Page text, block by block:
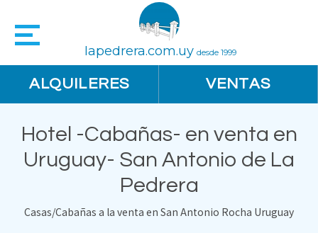
lapedrera.com.uy desde 1999
ALQUILERES VENTAS
Hotel -Cabañas- en venta en
Uruguay- San Antonio de La
Pedrera
Casas/Cabañas a la venta en San Antonio Rocha Uruguay